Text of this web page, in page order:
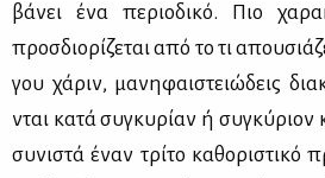
βά­νει ένα πε­ριο­δι­κό. Πιο
προσ­διο­ρί­ζε­ται από το τι
γου χά­ριν, μα­νη­φαι­στειώ­δεις
νται κα­τά συ­γκυ­ρί­αν ή συ­γκύ­ριον
συ­νι­στά έναν τρί­το κα­θο­ρι­στι­κό